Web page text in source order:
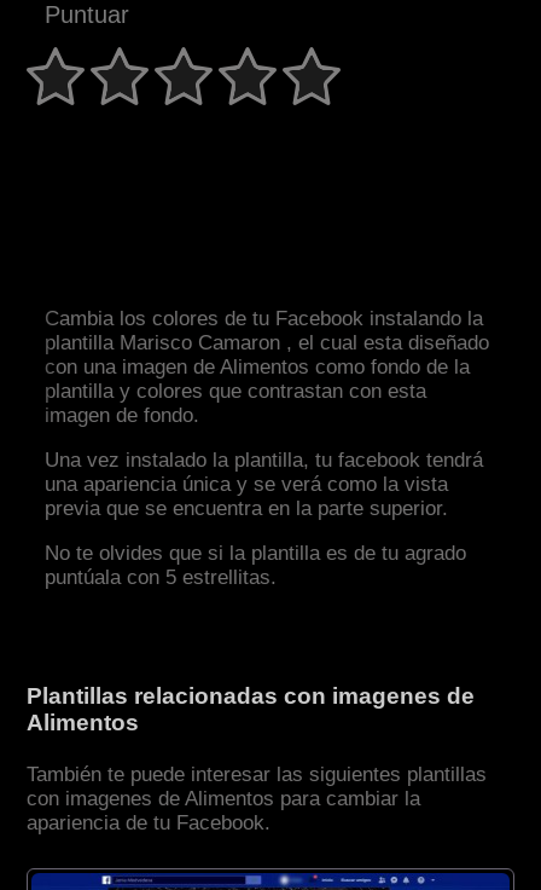
Puntuar
Cambia los colores de tu Facebook instalando la
plantilla Marisco Camaron , el cual esta diseñado
con una imagen de Alimentos como fondo de la
plantilla y colores que contrastan con esta
imagen de fondo.
Una vez instalado la plantilla, tu facebook tendrá
una apariencia única y se verá como la vista
previa que se encuentra en la parte superior.
No te olvides que si la plantilla es de tu agrado
puntúala con 5 estrellitas.
Plantillas relacionadas con imagenes de
Alimentos
También te puede interesar las siguientes plantillas
con imagenes de Alimentos para cambiar la
apariencia de tu Facebook.